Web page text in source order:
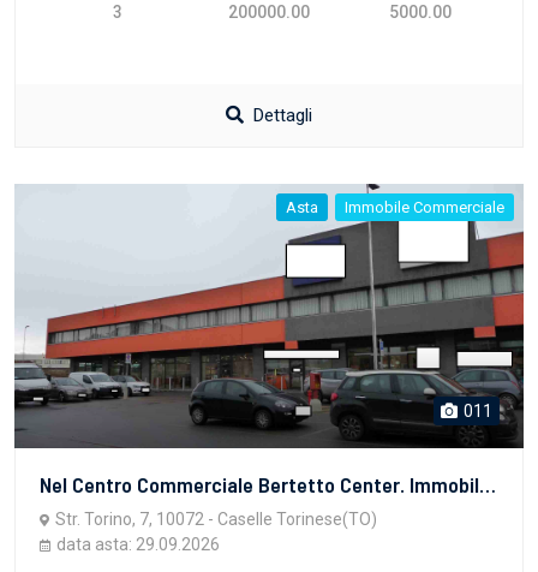
3 200000.00 5000.00
Dettagli
Asta Immobile Commerciale
011
Nel Centro Commerciale Bertetto Center. Immobile ad uso commerciale e locali in fase di ultimazione, con vetrine angolari su area posteggio lato Strada Torino e area comune, composto da:•al piano seminterrato, magazzino;•al piano terreno, locale commerciale composto da due aree vendita, magazzino, locale tecnico, locale sgombero, bagno con antibagno e unità immobiliare in corso di costruzione a destinazione ufficio;•al piano primo, locale in fase di ultimazione.
Str. Torino, 7, 10072 - Caselle Torinese(TO)
data asta: 29.09.2026